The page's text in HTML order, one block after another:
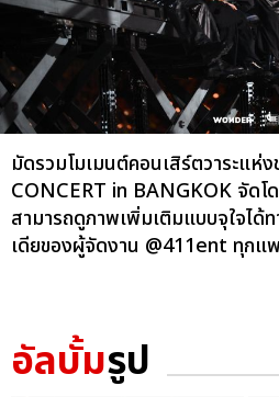
มัดรวมโมเมนต์คอนเสิร์ตวาระแห่
CONCERT in BANGKOK จัด
สามารถดูภาพเพิ่มเติมแบบจุใจได้
เดียของผู้จัดงาน @411ent ทุกแ
อัลบั้มรูป